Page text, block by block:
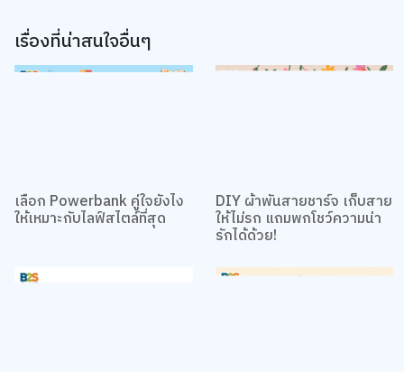
เรื่องที่น่าสนใจอื่นๆ
เลือก Powerbank คู่ใจยังไง DIY ผ้าพันสายชาร์จ เก็บสาย
ให้ไม่รก แถมพกโชว์ความน่า
รักได้ด้วย!
คลิก “การตั้งค่าคุกกี้”
นโยบายคุกกี้
ยอมรับทั้งหมด